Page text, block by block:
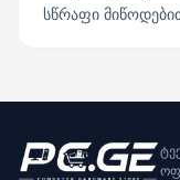
სწრაფი